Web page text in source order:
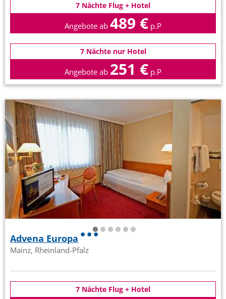
7 Nächte Flug + Hotel
Angebote ab 489 € p.P
7 Nächte nur Hotel
Angebote ab 251 € p.P
Advena Europa
Mainz, Rheinland-Pfalz
7 Nächte Flug + Hotel